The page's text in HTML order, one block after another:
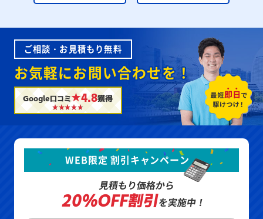
ご相談・お見積もり無料
お気軽にお問い合わせを！
Google口コミ★4.8獲得
WEB限定 割引キャンペーン
見積もり価格から
20%OFF割引を実施中！